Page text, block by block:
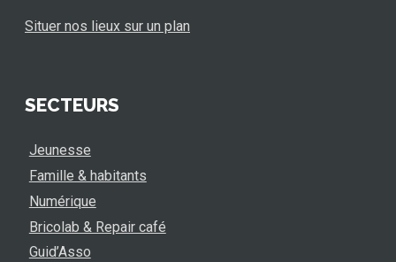
Situer nos lieux sur un plan
SECTEURS
Jeunesse
Famille & habitants
Numérique
Bricolab & Repair café
Guid’Asso